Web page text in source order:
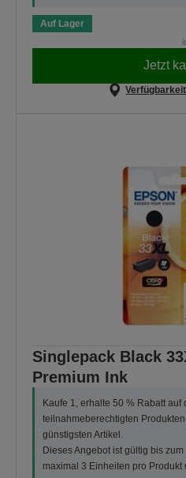
Auf Lager
Jetzt
Singlepack Black
Premium Ink
Kaufe 1, erhalte 50 % Rabatt auf
teilnahmeberechtigten
günstigsten Artikel.
Dieses Angebot ist gültig bis
maximal 3 Einheiten pro Produkt